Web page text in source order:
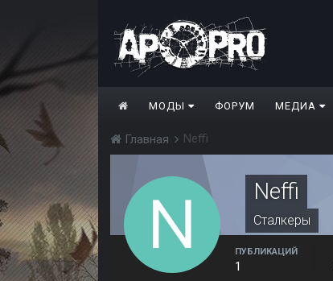
МОДЫ ФОРУМ МЕДИА
Главная Neffi
Neffi
Сталкеры
ПУБЛИКАЦИЙ
1